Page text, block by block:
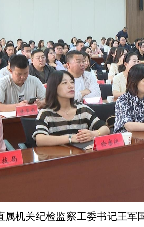
属机关纪检监察工委书记王